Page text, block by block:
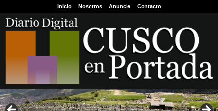
Inicio Nosotros Anuncie Contacto